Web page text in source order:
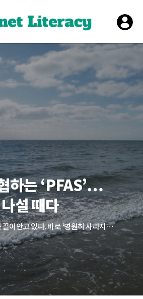
하는 ‘PFAS’…
설 때다
서해는 심각한 환경 문제를 끌어안고 있다. 바로 ‘영원히 사라지지 않는 화학물질’로 불리는 과불화화합물(Per- and poly-fluoroalkyl substances, PFAS)이다. 오는 10월 경주에서 열리는 APEC 정상회의에서 한중 양국 지도자가 “청정한 서해를 만들자”는 공동 선언도 구상해봄직 하다. 특히 PFAS를 둘러싼 각국의 규제 흐름을 고려할 때 정부, 산업계의 다각적인 연구, 노력이 요청된다.